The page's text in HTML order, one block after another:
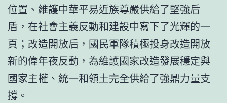
位置、維護中華平易近族尊嚴供給了堅強后
盾，在社會主義反動和建設中寫下了光輝的一
頁；改造開放后，國民軍隊積極投身改造開放
新的偉年夜反動，為維護國家改造發展穩定與
國家主權、統一和領土完全供給了強鼎力量支
撐。